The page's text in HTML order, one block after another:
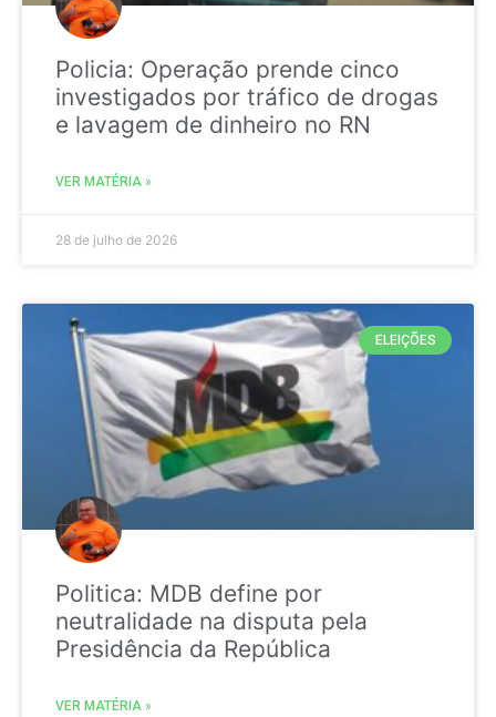
Policia: Operação prende cinco
investigados por tráfico de drogas
e lavagem de dinheiro no RN
VER MATÉRIA »
28 de julho de 2026
ELEIÇÕES
Politica: MDB define por
neutralidade na disputa pela
Presidência da República
VER MATÉRIA »